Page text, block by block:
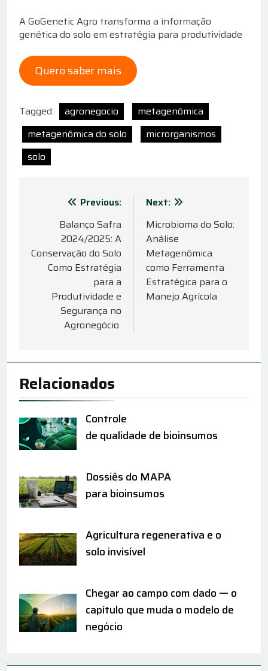
A GoGenetic Agro transforma a informação
genética do solo em estratégia para produtividade
Quero saber mais
Tagged: agronegocio
metagenômica
metagenômica do solo
microrganismos
solo
Navegação
Post
Previous:
Balanço Safra
2024/2025: A
Conservação do Solo
Como Estratégia
para a
Produtividade e
Segurança no
Agronegócio
Next:
Microbioma do Solo:
Análise
Metagenômica
como Ferramenta
Estratégica para o
Manejo Agrícola
Relacionados
Controle
de qualidade de bioinsumos
Dossiês do MAPA
para bioinsumos
Agricultura regenerativa e o
solo invisível
Chegar ao campo com dado — o
capítulo que muda o modelo de
negócio